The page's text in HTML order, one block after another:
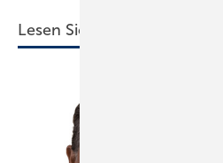
Lesen Sie auch: